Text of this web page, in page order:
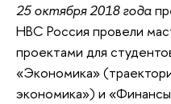
25 октября 2018 года
НВС Россия провели
проектами для
«Экономика»
экономика») и